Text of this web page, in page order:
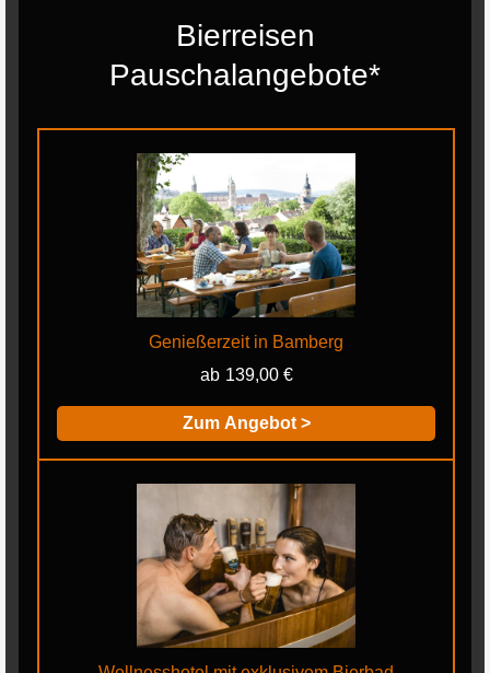
Bierreisen
Pauschalangebote*
Genießerzeit in Bamberg
139,00 €
Zum Angebot >